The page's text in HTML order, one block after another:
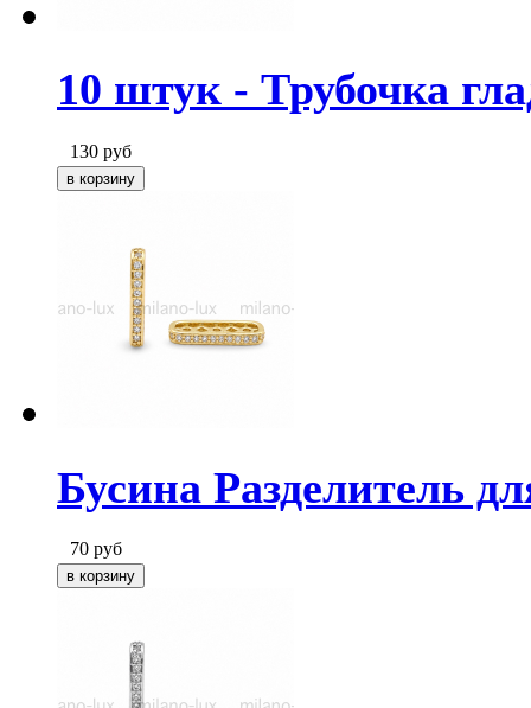
10 штук - Трубочка
130 руб
Бусина Разделитель
70 руб